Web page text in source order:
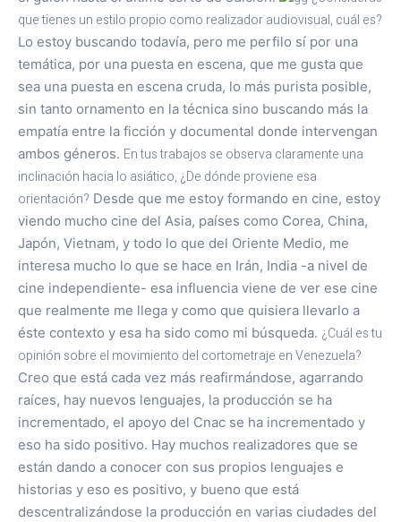
que tienes un estilo propio como realizador audiovisual, cuál es?
Lo estoy buscando todavía, pero me perfilo sí por una
temática, por una puesta en escena, que me gusta que
sea una puesta en escena cruda, lo más purista posible,
sin tanto ornamento en la técnica sino buscando más la
empatía entre la ficción y documental donde intervengan
ambos géneros. En tus trabajos se observa claramente una
inclinación hacia lo asiático, ¿De dónde proviene esa
orientación? Desde que me estoy formando en cine, estoy
viendo mucho cine del Asia, países como Corea, China,
Japón, Vietnam, y todo lo que del Oriente Medio, me
interesa mucho lo que se hace en Irán, India -a nivel de
cine independiente- esa influencia viene de ver ese cine
que realmente me llega y como que quisiera llevarlo a
éste contexto y esa ha sido como mi búsqueda. ¿Cuál es tu
opinión sobre el movimiento del cortometraje en Venezuela?
Creo que está cada vez más reafirmándose, agarrando
raíces, hay nuevos lenguajes, la producción se ha
incrementado, el apoyo del Cnac se ha incrementado y
eso ha sido positivo. Hay muchos realizadores que se
están dando a conocer con sus propios lenguajes e
historias y eso es positivo, y bueno que está
descentralizándose la producción en varias ciudades del